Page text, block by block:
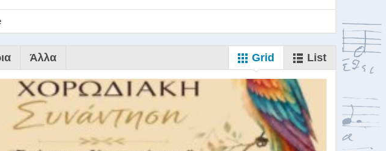
Άλλα Grid List